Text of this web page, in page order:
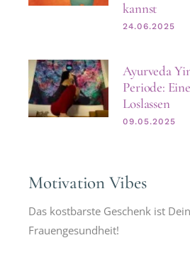
kannst
24.06.2025
Ayurveda
Periode:
Loslassen
09.05.2025
Motivation Vibes
Das kostbarste Geschenk ist
Frauengesundheit!